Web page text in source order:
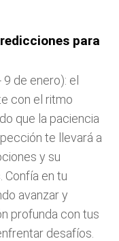
para
de enero): el
con el ritmo
que la paciencia
te llevará a
y su
Confía en tu
avanzar y
profunda con tus
desafíos.